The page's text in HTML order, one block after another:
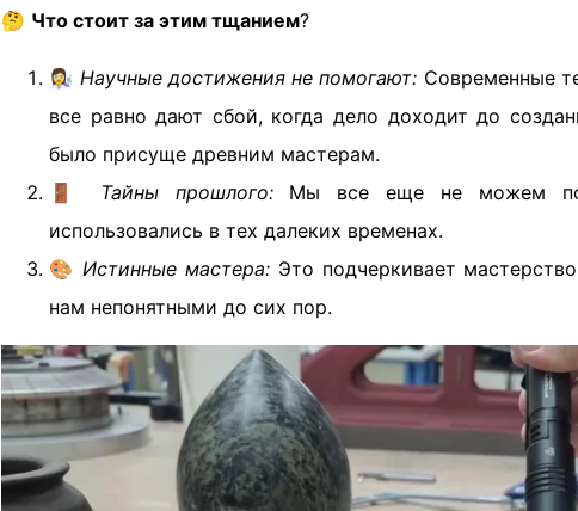
🤔 Что стоит за этим тщанием?
👩‍🔬 Научные достижения не помогают: Современные
все равно дают сбой, когда дело доходит до
было присуще древним мастерам.
🚪 Тайны прошлого:Мы все еще не можем
использовались в тех далеких временах.
🎨Истинные мастера: Это подчеркивает
нам непонятными до сих пор.